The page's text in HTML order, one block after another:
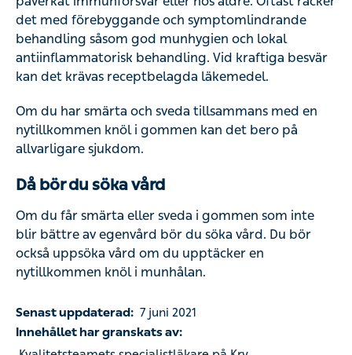
Om du har smärta och sveda tillsammans med en
nytillkommen knöl i gommen kan det bero på allvarligare
sjukdom.
Om du får smärta eller sveda i gommen som inte blir
bättre av egenvård bör du söka vård. Du bör också
munhålan.
Senast uppdaterad: 7 juni 2021
Innehållet har granskats av:
Kvalitetsteamets specialistläkare på Kry